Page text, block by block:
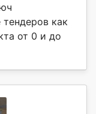
тендеров как
от 0 и до